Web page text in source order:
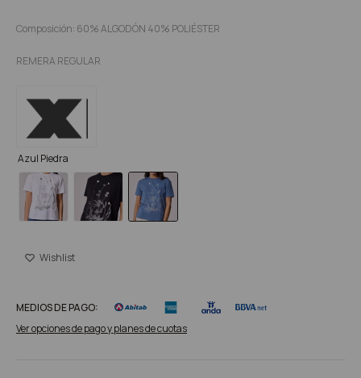
Composición: 60% ALGODÓN 40% POLIÉSTER
REMERA REGULAR
Azul Piedra
MEDIOS DE PAGO:
Ver opciones de pago y planes de cuotas